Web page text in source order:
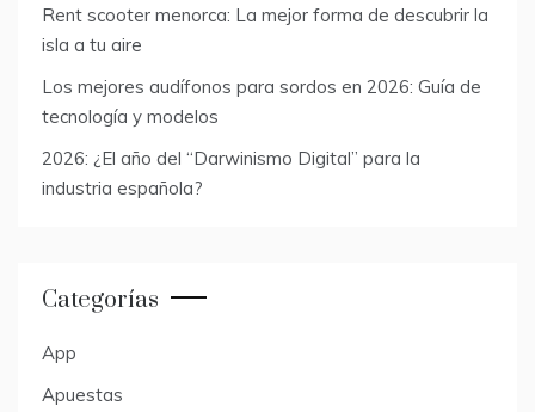
Rent scooter menorca: La mejor forma de descubrir la
isla a tu aire
Los mejores audífonos para sordos en 2026: Guía de
tecnología y modelos
2026: ¿El año del “Darwinismo Digital” para la
industria española?
Categorías
App
Apuestas